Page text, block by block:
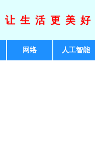
让生活更美
网络 人工智能